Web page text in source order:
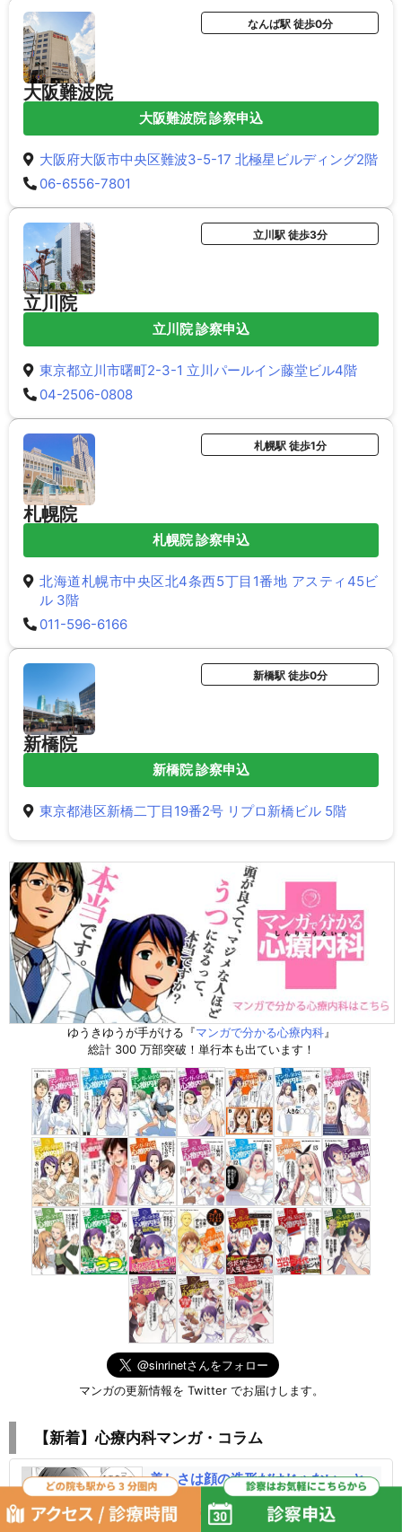
大阪難波院
なんば駅 徒歩0分
大阪難波院 診察申込
大阪府大阪市中央区難波3-5-17 北極星ビルディング2階
06-6556-7801
立川院
立川駅 徒歩3分
立川院 診察申込
東京都立川市曙町2-3-1 立川パールイン藤堂ビル4階
04-2506-0808
札幌院
札幌駅 徒歩1分
札幌院 診察申込
北海道札幌市中央区北4条西5丁目1番地 アスティ45ビ
ル 3階
011-596-6166
新橋院
新橋駅 徒歩0分
新橋院 診察申込
東京都港区新橋二丁目19番2号 リプロ新橋ビル 5階
ゆうきゆうが手がける『マンガで分かる心療内科』
総計 300 万部突破！単行本も出ています！
マンガの更新情報を Twitter でお届けします。
【新着】心療内科マンガ・コラム
美しさは顔の造形だけじゃない、と
いう話。
2026/8/5 更新